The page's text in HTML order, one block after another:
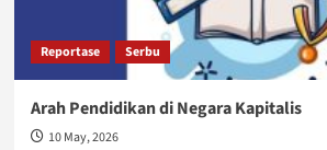
Reportase Serbu
Arah Pendidikan di Negara Kapitalis
10 May, 2026